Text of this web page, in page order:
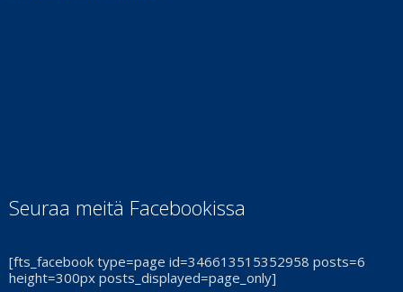
Seuraa meitä Facebookissa
[fts_facebook type=page id=346613515352958 posts=6
height=300px posts_displayed=page_only]